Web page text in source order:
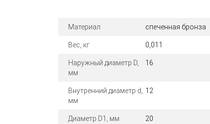
Материал спеченная бронза
Вес, кг 0,011
Наружный диаметр D,
мм
16
Внутренний диаметр d,
мм
12
Диаметр D1, мм 20